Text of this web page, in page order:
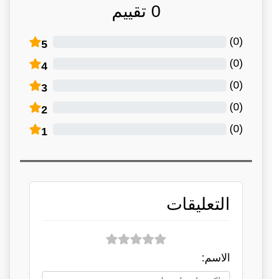
0 تقييم
5 (
0
)
4 (
0
)
3 (
0
)
2 (
0
)
1 (
0
)
التعليقات
الاسم: